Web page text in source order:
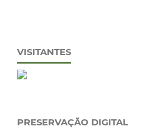
VISITANTES
PRESERVAÇÃO DIGITAL